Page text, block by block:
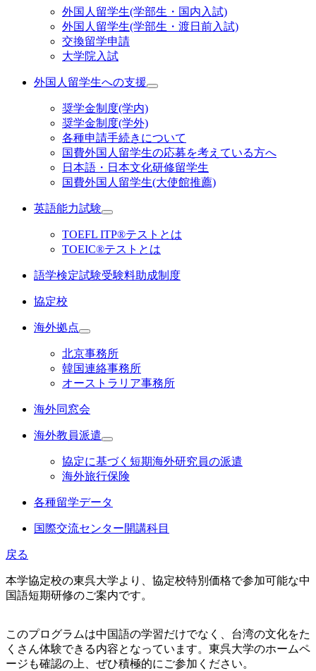
外国人留学生(学部生・国内入試)
外国人留学生(学部生・渡日前入試)
交換留学申請
大学院入試
外国人留学生への支援
奨学金制度(学内)
奨学金制度(学外)
各種申請手続きについて
国費外国人留学生の応募を考えている方へ
日本語・日本文化研修留学生
国費外国人留学生(大使館推薦)
英語能力試験
TOEFL ITP®テストとは
TOEIC®テストとは
語学検定試験受験料助成制度
協定校
海外拠点
北京事務所
韓国連絡事務所
オーストラリア事務所
海外同窓会
海外教員派遣
協定に基づく短期海外研究員の派遣
海外旅行保険
各種留学データ
国際交流センター開講科目
戻る
本学協定校の東呉大学より、協定校特別価格で参加可能な中
国語短期研修のご案内です。
このプログラムは中国語の学習だけでなく、台湾の文化をた
くさん体験できる内容となっています。東呉大学のホームペ
ージも確認の上、ぜひ積極的にご参加ください。